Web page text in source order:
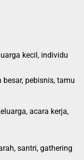
kecil, individu
besar, pebisnis, tamu
acara kerja,
santri, gathering